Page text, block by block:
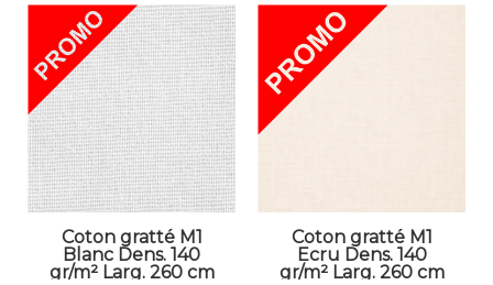
Coton gratté M1
Blanc Dens. 140
gr/m² Larg. 260 cm
Coton gratté M1
Ecru Dens. 140
gr/m² Larg. 260 cm